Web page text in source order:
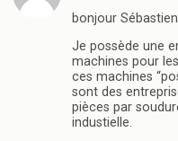
bonjour Sébastien
Je possède une
machines pour
ces machines
sont des
pièces par
industielle.